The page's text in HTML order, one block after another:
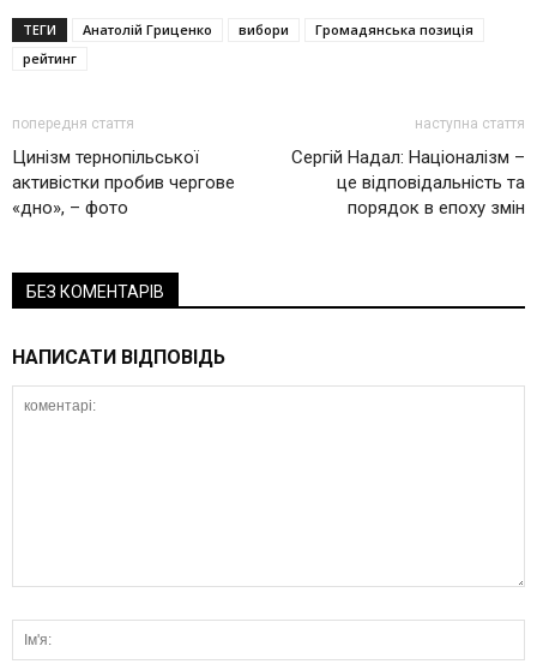
ТЕГИ Анатолій Гриценко вибори
Громадянська позиція
рейтинг
попередня стаття
Цинізм тернопільської
активістки пробив чергове
«дно», – фото
наступна стаття
Сергій Надал: Націоналізм –
це відповідальність та
порядок в епоху змін
БЕЗ КОМЕНТАРІВ
НАПИСАТИ ВІДПОВІДЬ